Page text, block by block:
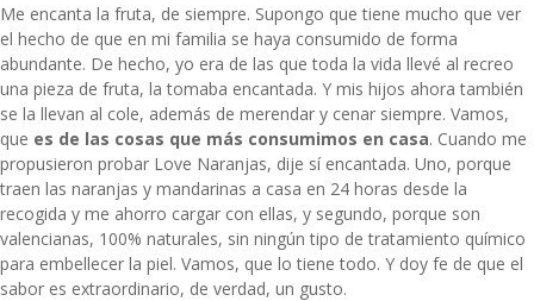
Me encanta la fruta, de siempre. Supongo que tiene mucho que ver
el hecho de que en mi familia se haya consumido de forma
abundante. De hecho, yo era de las que toda la vida llevé al recreo
una pieza de fruta, la tomaba encantada. Y mis hijos ahora también
se la llevan al cole, además de merendar y cenar siempre. Vamos,
que es de las cosas que más consumimos en casa. Cuando me
propusieron probar Love Naranjas, dije sí encantada. Uno, porque
traen las naranjas y mandarinas a casa en 24 horas desde la
recogida y me ahorro cargar con ellas, y segundo, porque son
valencianas, 100% naturales, sin ningún tipo de tratamiento químico
para embellecer la piel. Vamos, que lo tiene todo. Y doy fe de que el
sabor es extraordinario, de verdad, un gusto.